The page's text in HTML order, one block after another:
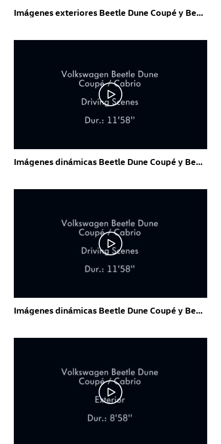
Imágenes exteriores Beetle Dune Coupé y Beetle Dune Cabrio
Imágenes dinámicas Beetle Dune Coupé y Beetle Dune Cabrio
Imágenes dinámicas Beetle Dune Coupé y Beetle Dune Cabrio